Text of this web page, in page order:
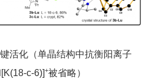
活化（单晶结构中抗衡阳离子
c-6)]+被省略）